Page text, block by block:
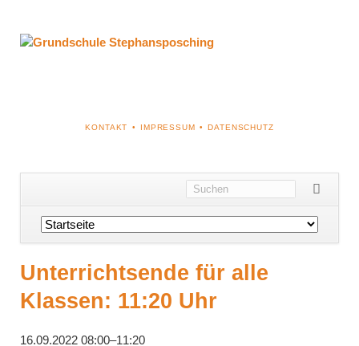
NAVIGATION
KONTAKT IMPRESSUM DATENSCHUTZ
Navigation
überspringen
Unterrichtsende für alle
Klassen: 11:20 Uhr
16.09.2022 08:00–11:20